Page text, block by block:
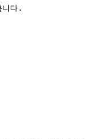
니다.